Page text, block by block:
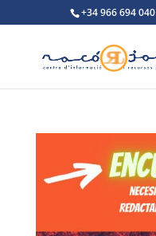
+34 966 694 040